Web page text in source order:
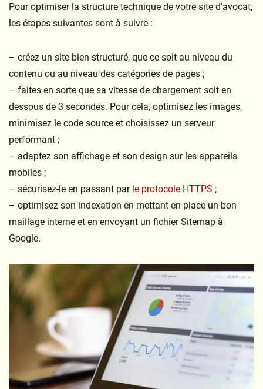
Pour optimiser la structure technique de votre site d’avocat,
les étapes suivantes sont à suivre :
– créez un site bien structuré, que ce soit au niveau du
contenu ou au niveau des catégories de pages ;
– faites en sorte que sa vitesse de chargement soit en
dessous de 3 secondes. Pour cela, optimisez les images,
minimisez le code source et choisissez un serveur
performant ;
– adaptez son affichage et son design sur les appareils
mobiles ;
– sécurisez-le en passant par le protocole HTTPS ;
– optimisez son indexation en mettant en place un bon
maillage interne et en envoyant un fichier Sitemap à
Google.